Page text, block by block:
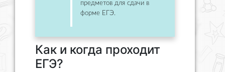
предметов для сдачи в
форме ЕГЭ.
Как и когда проходит
ЕГЭ?